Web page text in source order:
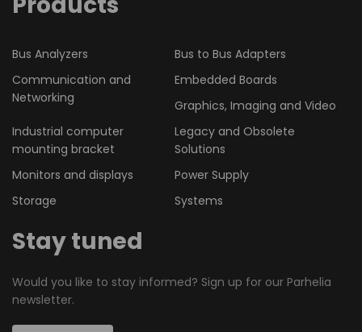
Bus Analyzers
Bus to Bus Adapters
Communication and
Networking
Embedded Boards
Graphics, Imaging and Video
Industrial computer
mounting bracket
Legacy and Obsolete
Solutions
Monitors and displays
Power Supply
Storage
Systems
Stay tuned
Would you like to stay informed? Sign up for our Parhelia
newsletter.